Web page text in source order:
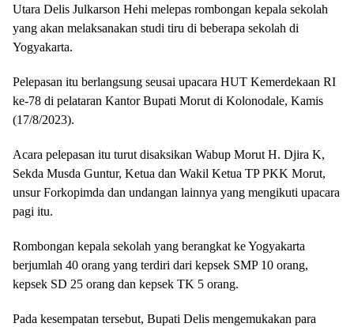
Utara Delis Julkarson Hehi melepas rombongan kepala sekolah
yang akan melaksanakan studi tiru di beberapa sekolah di
Yogyakarta.
Pelepasan itu berlangsung seusai upacara HUT Kemerdekaan RI
ke-78 di pelataran Kantor Bupati Morut di Kolonodale, Kamis
(17/8/2023).
Acara pelepasan itu turut disaksikan Wabup Morut H. Djira K,
Sekda Musda Guntur, Ketua dan Wakil Ketua TP PKK Morut,
unsur Forkopimda dan undangan lainnya yang mengikuti upacara
pagi itu.
Rombongan kepala sekolah yang berangkat ke Yogyakarta
berjumlah 40 orang yang terdiri dari kepsek SMP 10 orang,
kepsek SD 25 orang dan kepsek TK 5 orang.
Pada kesempatan tersebut, Bupati Delis mengemukakan para